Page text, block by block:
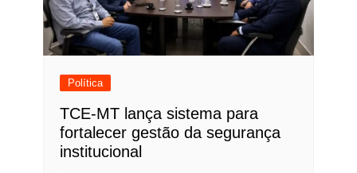
Política
TCE-MT lança sistema para
fortalecer gestão da segurança
institucional